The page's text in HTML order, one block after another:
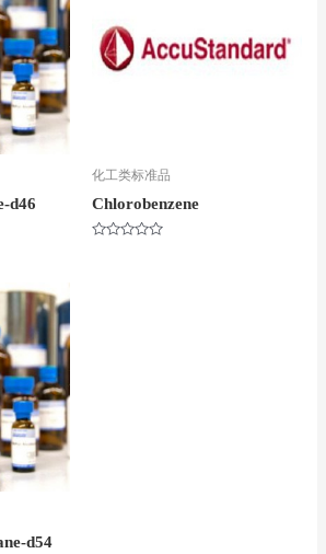
d46
化工类标准品
Chlorobenzene
d54